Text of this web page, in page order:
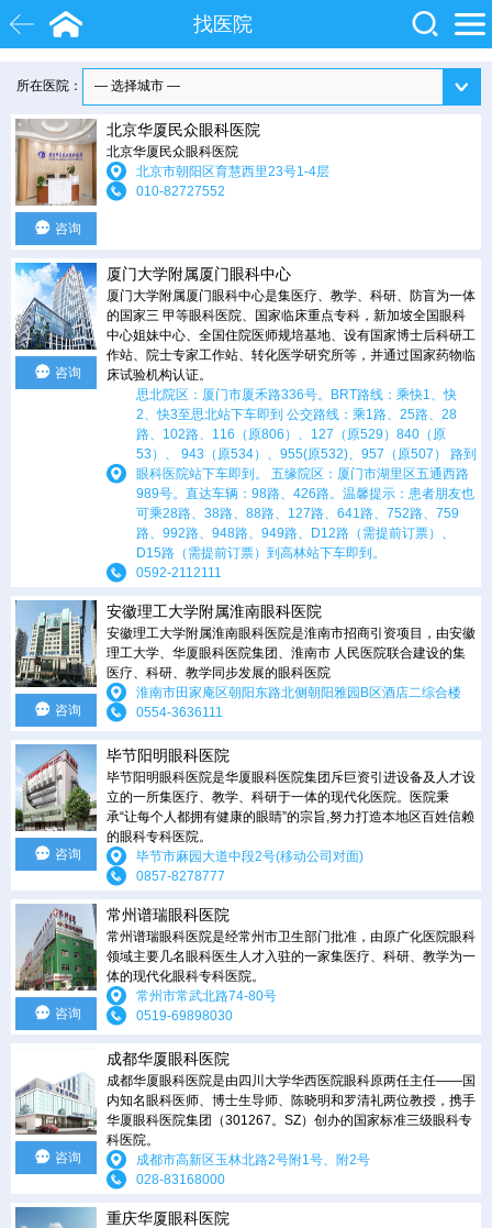
找医院
白内障 近视 飞秒激光
院士 眼底病
所在医院：
咨询
北京华厦民众眼科医院
北京华厦民众眼科医院
北京市朝阳区育慧西里23号1-4层
010-82727552
咨询
厦门大学附属厦门眼科中心
厦门大学附属厦门眼科中心是集医疗、教学、科研、防盲为一体
的国家三 甲等眼科医院、国家临床重点专科，新加坡全国眼科
中心姐妹中心、全国住院医师规培基地、设有国家博士后科研工
作站、院士专家工作站、转化医学研究所等，并通过国家药物临
床试验机构认证。
思北院区：厦门市厦禾路336号。BRT路线：乘快1、快
2、快3至思北站下车即到 公交路线：乘1路、25路、28
路、102路、116（原806）、127（原529）840（原
53）、 943（原534）、955(原532)、957（原507） 路到
眼科医院站下车即到。 五缘院区：厦门市湖里区五通西路
989号。直达车辆：98路、426路。温馨提示：患者朋友也
可乘28路、38路、88路、127路、641路、752路、759
路、992路、948路、949路、D12路（需提前订票）、
D15路（需提前订票）到高林站下车即到。
0592-2112111
咨询
安徽理工大学附属淮南眼科医院
安徽理工大学附属淮南眼科医院是淮南市招商引资项目，由安徽
理工大学、华厦眼科医院集团、淮南市 人民医院联合建设的集
医疗、科研、教学同步发展的眼科医院
淮南市田家庵区朝阳东路北侧朝阳雅园B区酒店二综合楼
0554-3636111
咨询
毕节阳明眼科医院
毕节阳明眼科医院是华厦眼科医院集团斥巨资引进设备及人才设
立的一所集医疗、教学、科研于一体的现代化医院。医院秉
承“让每个人都拥有健康的眼睛”的宗旨,努力打造本地区百姓信赖
的眼科专科医院。
毕节市麻园大道中段2号(移动公司对面)
0857-8278777
咨询
常州谱瑞眼科医院
常州谱瑞眼科医院是经常州市卫生部门批准，由原广化医院眼科
领域主要几名眼科医生人才入驻的一家集医疗、科研、教学为一
体的现代化眼科专科医院。
常州市常武北路74-80号
0519-69898030
咨询
成都华厦眼科医院
成都华厦眼科医院是由四川大学华西医院眼科原两任主任——国
内知名眼科医师、博士生导师、陈晓明和罗清礼两位教授，携手
华厦眼科医院集团（301267。SZ）创办的国家标准三级眼科专
科医院。
成都市高新区玉林北路2号附1号、附2号
028-83168000
重庆华厦眼科医院